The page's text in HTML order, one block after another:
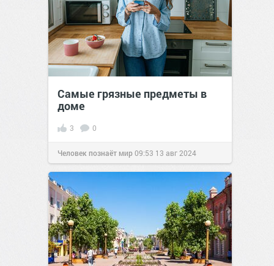
Самые грязные предметы в
доме
3 0
Человек познаёт мир09:53 13 авг 2024